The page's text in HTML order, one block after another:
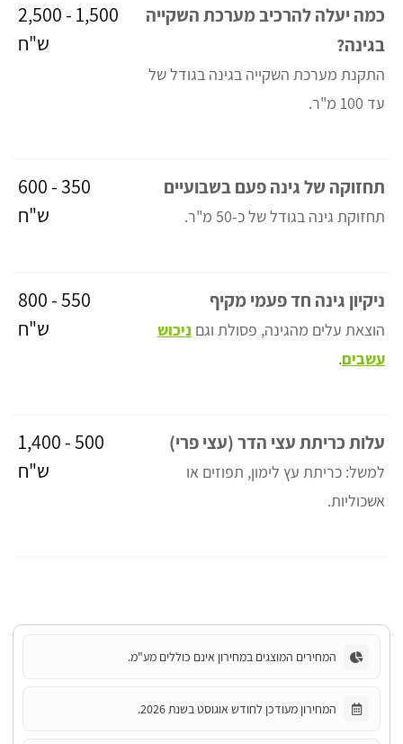
כמה יעלה להרכיב מערכת השקייה
בגינה?
התקנת מערכת השקייה בגינה בגודל של
עד 100 מ"ר.
1,500 - 2,500
ש"ח
תחזוקה של גינה פעם בשבועיים
תחזוקת גינה בגודל של כ-50 מ"ר.
350 - 600
ש"ח
ניקיון גינה חד פעמי מקיף
הוצאת עלים מהגינה, פסולת וגם ניכוש
עשבים.
550 - 800
ש"ח
עלות כריתת עצי הדר (עצי פרי)
למשל: כריתת עץ לימון, תפוזים או
אשכוליות.
500 - 1,400
ש"ח
המחירים המוצגים במחירון אינם כוללים מע"מ.
המחירון מעודכן לחודש אוגוסט בשנת 2026.